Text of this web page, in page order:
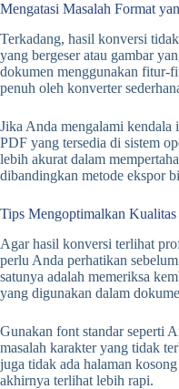
Mengatasi Masalah Format
Terkadang, hasil konversi
yang bergeser atau gambar
dokumen menggunakan fitur-
penuh oleh konverter
Jika Anda mengalami
PDF yang tersedia di sistem
lebih akurat dalam
dibandingkan metode ekspor
Tips Mengoptimalkan
Agar hasil konversi terlihat
perlu Anda perhatikan
satunya adalah memeriksa
yang digunakan dalam
Gunakan font standar seperti
masalah karakter yang tidak
juga tidak ada halaman
akhirnya terlihat lebih rapi.